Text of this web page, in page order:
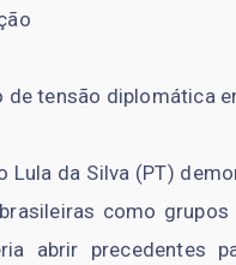
tensão diplomática
Lula da Silva (PT)
como
abrir precedentes